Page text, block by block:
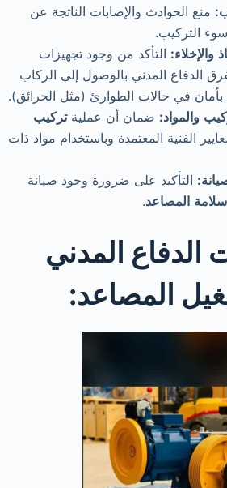
: منع الحوادث والإصابات الناتجة عن
التركيب.
والإخلاء: التأكد من وجود تجهيزات
الدفاع المدني بالوصول إلى الركاب
بأمان في حالات الطوارئ (مثل الحرائق).
والمواد: ضمان أن عمليةتركيب
الفنية المعتمدة وباستخدام مواد ذات
: التأكيد على ضرورة وجود صيانة
سلامة المصاعد.
الدفاع المدني
المصاعد: